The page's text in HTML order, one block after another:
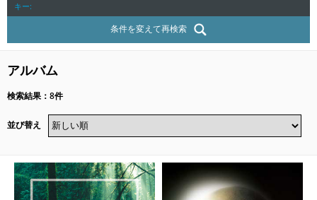
キー
条件を変えて再検索
アルバム
検索結果：8件
並び替え